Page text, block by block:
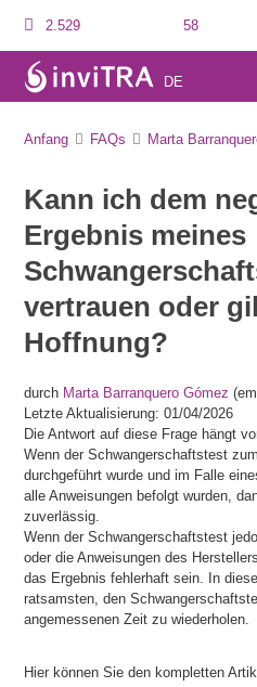
2.529 58
DE
Anfang FAQs Marta
Kann ich dem
Ergebnis meines
vertrauen oder
Hoffnung?
durch Marta Barranquero Gómez
Letzte Aktualisierung: 01/04/2026
Die Antwort auf diese Frage hängt
Wenn der Schwangerschaftstest
durchgeführt wurde und im Falle
alle Anweisungen befolgt wurden,
zuverlässig.
Wenn der Schwangerschaftstest
oder die Anweisungen des
das Ergebnis fehlerhaft sein. In
ratsamsten, den
angemessenen Zeit zu wiederholen.
Hier können Sie den kompletten